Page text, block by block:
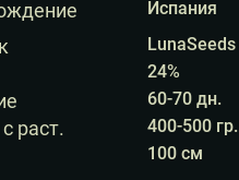
Испания
LunaSeeds
24%
60-70 дн.
раст. 400-500 гр.
100 см